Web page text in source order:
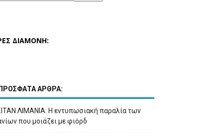
ΔΙΑΜΟΝΗ:
ΠΡΟΣΦΑΤΑ ΑΡΘΡΑ:
ΛΙΜΑΝΙΑ: Η εντυπωσιακή παραλία των
που μοιάζει με φιόρδ